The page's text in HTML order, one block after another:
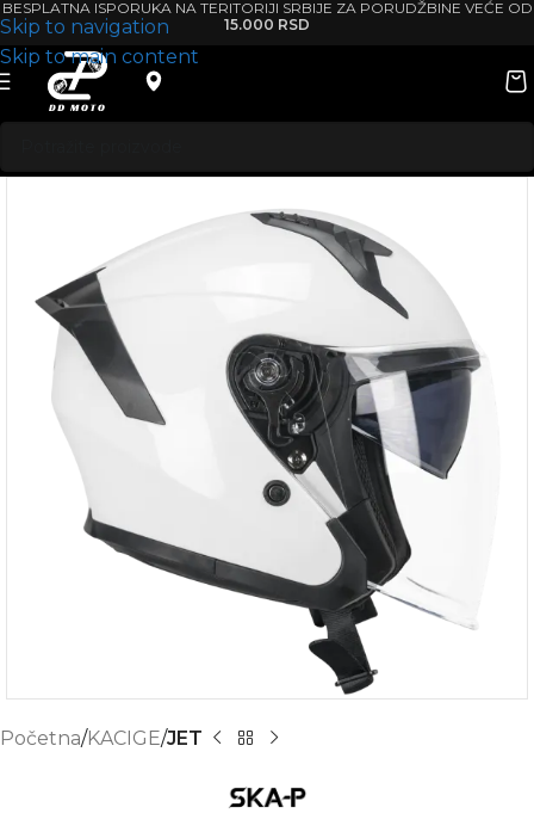
Skip to navigation
Skip to main content
BESPLATNA ISPORUKA NA TERITORIJI SRBIJE ZA PORUDŽBINE VEĆE OD
15.000 RSD
Početna KACIGE JET